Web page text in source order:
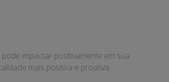
impactar positivamente em sua
mais positiva e proativa.